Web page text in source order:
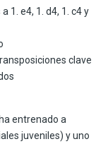
1. e4, 1. d4, 1. c4 y
clave
entrenado a
juveniles) y uno